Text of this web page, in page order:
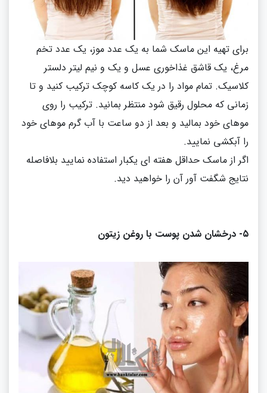
برای تهیه این ماسک شما به یک عدد موز، یک عدد تخم
مرغ، یک قاشق غذاخوری عسل و یک و نیم لیتر دلستر
کلاسیک. تمام مواد را در یک کاسه کوچک ترکیب کنید و تا
زمانی که محلول رقیق شود منتظر بمانید. ترکیب را روی
موهای خود بمالید و بعد از دو ساعت با آب گرم موهای خود
را آبکشی نمایید.
اگر از ماسک حداقل هفته ای یکبار استفاده نمایید بلافاصله
نتایج شگفت آور آن را خواهید دید.
۵- درخشان شدن پوست با روغن زیتون